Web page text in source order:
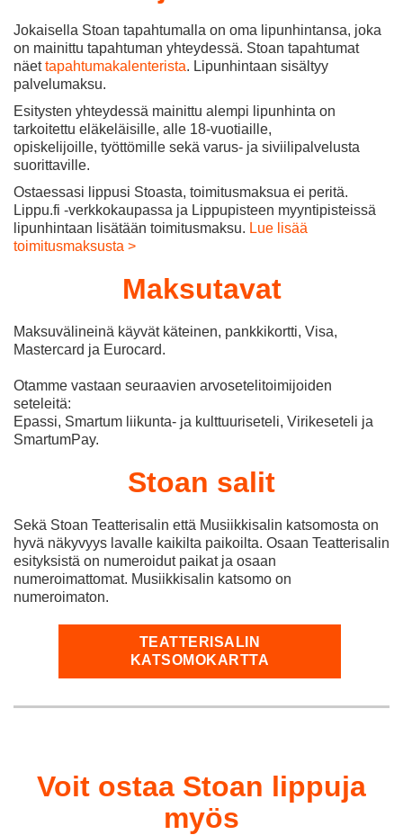
Jokaisella Stoan tapahtumalla on oma lipunhintansa, joka
on mainittu tapahtuman yhteydessä. Stoan tapahtumat
näettapahtumakalenterista. Lipunhintaan sisältyy
palvelumaksu.
Esitysten yhteydessä mainittu alempi lipunhinta on
tarkoitettu eläkeläisille, alle 18-vuotiaille,
opiskelijoille, työttömille sekä varus- ja siviilipalvelusta
suorittaville.
Ostaessasi lippusi Stoasta, toimitusmaksua ei peritä.
Lippu.fi -verkkokaupassa ja Lippupisteen myyntipisteissä
lipunhintaan lisätään toimitusmaksu. Lue lisää
toimitusmaksusta >
Maksutavat
Maksuvälineinä käyvät käteinen, pankkikortti, Visa,
Mastercard ja Eurocard.
Otamme vastaan seuraavien arvosetelitoimijoiden
seteleitä:
Epassi, Smartum liikunta- ja kulttuuriseteli, Virikeseteli ja
SmartumPay.
Stoan salit
Sekä Stoan Teatterisalin että Musiikkisalin katsomosta on
hyvä näkyvyys lavalle kaikilta paikoilta. Osaan Teatterisalin
esityksistä on numeroidut paikat ja osaan
numeroimattomat. Musiikkisalin katsomo on
numeroimaton.
TEATTERISALIN
KATSOMOKARTTA
Voit ostaa Stoan lippuja
myös